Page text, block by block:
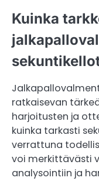
Kuinka
ratkaisevan
harjoitusten ja
kuinka tarkasti
verrattuna
voi merkittävästi
analysointiin ja